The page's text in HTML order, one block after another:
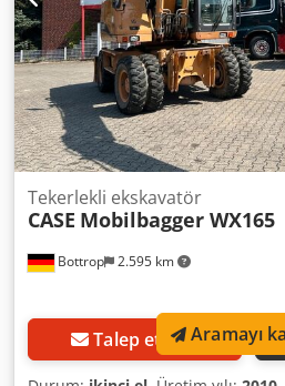
Bottrop 2.595 km
Tekerlekli ekskavatör
CASE Mobilbagger WX165
Talep etmekAramayı